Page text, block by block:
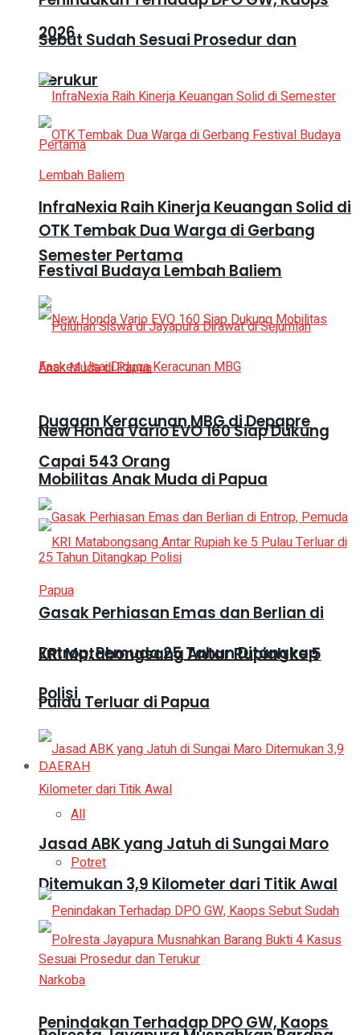
Sebut Sudah Sesuai Prosedur dan
Terukur
OTK Tembak Dua Warga di Gerbang
Festival Budaya Lembah Baliem
Dugaan Keracunan MBG di Depapre
Capai 543 Orang
Gasak Perhiasan Emas dan Berlian di
Entrop, Pemuda 25 Tahun Ditangkap
Polisi
Jasad ABK yang Jatuh di Sungai Maro
Ditemukan 3,9 Kilometer dari Titik Awal
2026
InfraNexia Raih Kinerja Keuangan Solid di
Semester Pertama
New Honda Vario EVO 160 Siap Dukung
Mobilitas Anak Muda di Papua
KRI Matabongsang Antar Rupiah ke 5
Pulau Terluar di Papua
DAERAH
All
Potret
Penindakan Terhadap DPO GW, Kaops